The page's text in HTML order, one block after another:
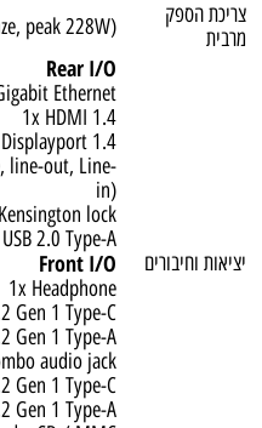
צריכת הספק
מרבית
peak 228W)
יציאות וחיבורים
Rear I/O
Ethernet
1x HDMI 1.4
1.4
line-out, Line-
in)
lock
2.0 Type-A
Front I/O
1x Headphone
Gen 1 Type-C
Gen 1 Type-A
audio jack
Gen 1 Type-C
Gen 1 Type-A